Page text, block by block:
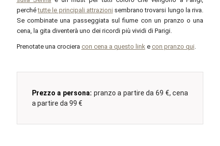
perchétutte le principali attrazioni sembrano trovarsi lungo la riva.
Se combinate una passeggiata sul fiume con un pranzo o una
cena, la gita diventerà uno dei ricordi più vividi di Parigi.
Prenotate una crociera con cena a questo link e con pranzo qui
Prezzo a persona: pranzo a partire da 69 €, cena
a partire da 99 €